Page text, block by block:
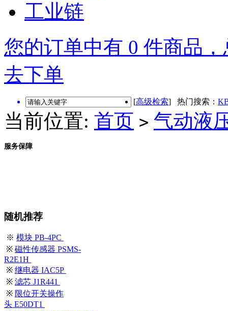
工业链
您的订单中有 0 件商品
去下单
[高级检索] 热门搜索：
当前位置: 首页 > 气动液
服务保障
随机推荐
※ 模块 PB-4PC
※ 磁性传感器 PSMS-
R2E1H
※ 继电器 IAC5P
※ 滤芯 J1R441
※ 限位开关操作
头 E50DT1